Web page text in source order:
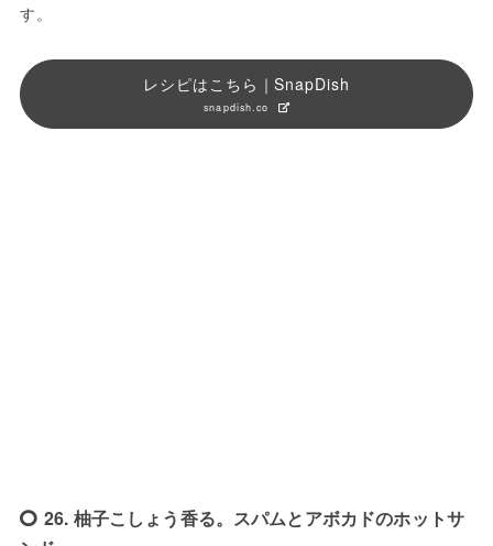
す。
レシピはこちら｜SnapDish
snapdish.co
26. 柚子こしょう香る。スパムとアボカドのホットサ